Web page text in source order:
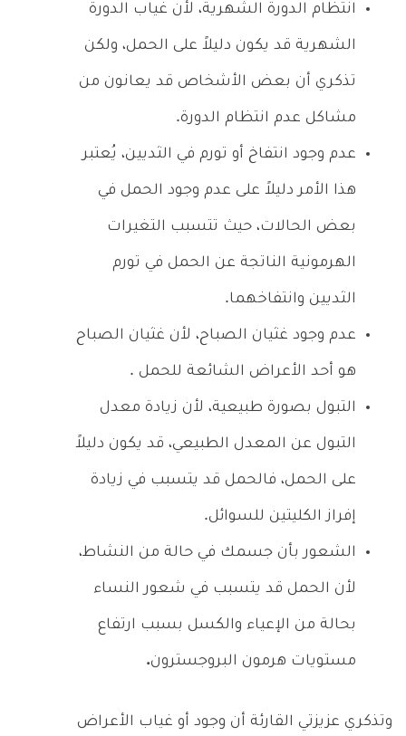
انتظام الدورة الشهرية، لأن غياب الدورة
الشهرية قد يكون دليلاً على الحمل، ولكن
تذكري أن بعض الأشخاص قد يعانون من
مشاكل عدم انتظام الدورة.
عدم وجود انتفاخ أو تورم في الثديين، يُعتبر
هذا الأمر دليلاً على عدم وجود الحمل في
بعض الحالات، حيث تتسبب التغيرات
الهرمونية الناتجة عن الحمل في تورم
الثديين وانتفاخهما.
عدم وجود غثيان الصباح، لأن غثيان الصباح
هو أحد الأعراض الشائعة للحمل .
التبول بصورة طبيعية، لأن زيادة معدل
التبول عن المعدل الطبيعي، قد يكون دليلاً
على الحمل، فالحمل قد يتسبب في زيادة
إفراز الكليتين للسوائل.
الشعور بأن جسمك في حالة من النشاط،
لأن الحمل قد يتسبب في شعور النساء
بحالة من الإعياء والكسل بسبب ارتفاع
مستويات هرمون البروجسترون.
وتذكري عزيزتي القارئة أن وجود أو غياب الأعراض